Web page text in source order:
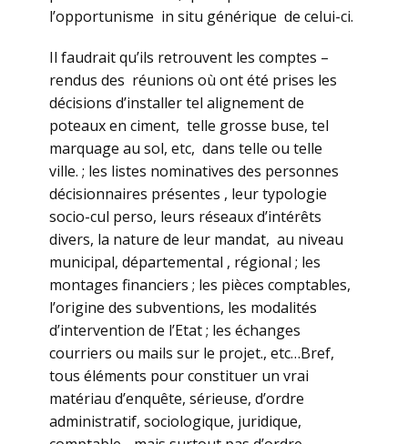
l’opportunisme in situ générique de celui-ci.
Il faudrait qu’ils retrouvent les comptes –
rendus des réunions où ont été prises les
décisions d’installer tel alignement de
poteaux en ciment, telle grosse buse, tel
marquage au sol, etc, dans telle ou telle
ville. ; les listes nominatives des personnes
décisionnaires présentes , leur typologie
socio-cul perso, leurs réseaux d’intérêts
divers, la nature de leur mandat, au niveau
municipal, départemental , régional ; les
montages financiers ; les pièces comptables,
l’origine des subventions, les modalités
d’intervention de l’Etat ; les échanges
courriers ou mails sur le projet., etc…Bref,
tous éléments pour constituer un vrai
matériau d’enquête, sérieuse, d’ordre
administratif, sociologique, juridique,